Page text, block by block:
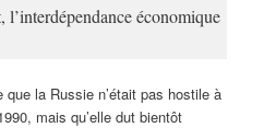
économique
la Russie n’était pas hostile à
mais qu’elle dut bientôt